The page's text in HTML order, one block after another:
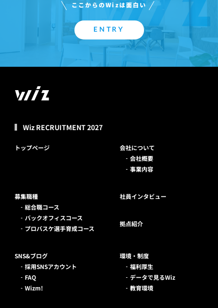
ここからのWizは面白い
ENTRY
Wiz RECRUITMENT 2027
トップページ
会社について
会社概要
事業内容
募集職種
総合職コース
バックオフィスコース
プロバスケ選手育成コース
社員インタビュー
拠点紹介
環境・制度
福利厚生
データで見るWiz
教育環境
SNS&ブログ
採用SNSアカウント
FAQ
Wizm!